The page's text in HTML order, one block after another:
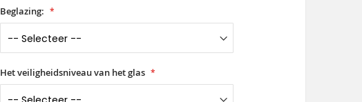
Beglazing:
Het veiligheidsniveau van het glas